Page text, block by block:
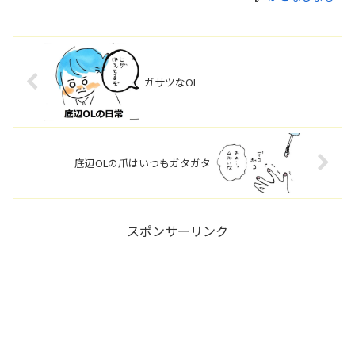
ガサツなOL
底辺OLの爪はいつもガタガタ
スポンサーリンク